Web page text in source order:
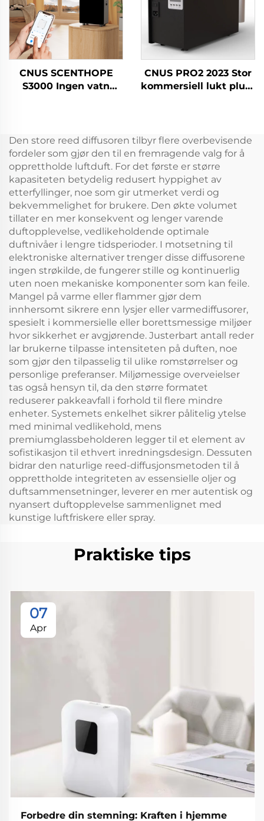
CNUS SCENTHOPE
S3000 Ingen vatn
diffusjonssystem
duftmaskin
CNUS PRO2 2023 Stor
kommersiell lukt plug-
diffusor maskin
Den store reed diffusoren tilbyr flere overbevisende
fordeler som gjør den til en fremragende valg for å
opprettholde luftduft. For det første er større
kapasiteten betydelig redusert hyppighet av
etterfyllinger, noe som gir utmerket verdi og
bekvemmelighet for brukere. Den økte volumet
tillater en mer konsekvent og lenger varende
duftopplevelse, vedlikeholdende optimale
duftnivåer i lengre tidsperioder. I motsetning til
elektroniske alternativer trenger disse diffusorene
ingen strøkilde, de fungerer stille og kontinuerlig
uten noen mekaniske komponenter som kan feile.
Mangel på varme eller flammer gjør dem
innhersomt sikrere enn lysjer eller varmediffusorer,
spesielt i kommersielle eller borettsmessige miljøer
hvor sikkerhet er avgjørende. Justerbart antall reder
lar brukerne tilpasse intensiteten på duften, noe
som gjør den tilpasselig til ulike romstørrelser og
personlige preferanser. Miljømessige overveielser
tas også hensyn til, da den større formatet
reduserer pakkeavfall i forhold til flere mindre
enheter. Systemets enkelhet sikrer pålitelig ytelse
med minimal vedlikehold, mens
premiumglassbeholderen legger til et element av
sofistikasjon til ethvert inredningsdesign. Dessuten
bidrar den naturlige reed-diffusjonsmetoden til å
opprettholde integriteten av essensielle oljer og
duftsammensetninger, leverer en mer autentisk og
nyansert duftopplevelse sammenlignet med
kunstige luftfriskere eller spray.
Praktiske tips
07
Apr
Forbedre din stemning: Kraften i hjemme